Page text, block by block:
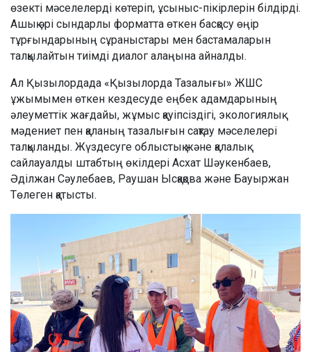
өзекті мәселелерді көтеріп, ұсыныс-пікірлерін білдірді.
Ашық әрі сындарлы форматта өткен басқосу өңір
тұрғындарының сұраныстары мен бастамаларын
талқылайтын тиімді диалог алаңына айналды.
Ал Қызылордада «Қызылорда Тазалығы» ЖШС
ұжымымен өткен кездесуде еңбек адамдарының
әлеуметтік жағдайы, жұмыс қауіпсіздігі, экологиялық
мәдениет пен қаланың тазалығын сақтау мәселелері
талқыланды. Жүздесуге облыстық және қалалық
сайлауалды штабтың өкілдері Асхат Шәукенбаев,
Әділжан Сәулебаев, Раушан Ысқақова және Бауыржан
Төлеген қатысты.